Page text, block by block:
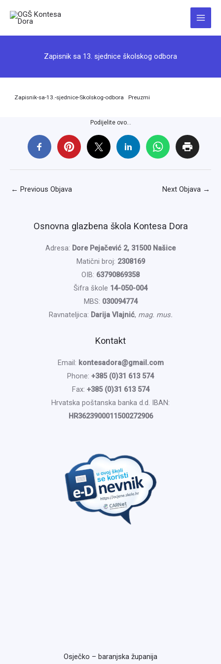
Main
Zapisnik sa 13. sjednice školskog odbora
Zapisnik-sa-13.-sjednice-Skolskog-odbora Preuzmi
Podijelite ovo...
← Previous Objava Next Objava →
Osnovna glazbena škola Kontesa Dora
Adresa: Dore Pejačević 2, 31500 Našice
Matični broj: 2308169
OIB: 63790869358
Šifra škole 14-050-004
MBS: 030094774
Ravnateljica: Darija Vlajnić, mag. mus.
Kontakt
Email: kontesadora@gmail.com
Phone: +385 (0)31 613 574
Fax: +385 (0)31 613 574
Hrvatska poštanska banka d.d. IBAN:
HR3623900011500272906
Osječko – baranjska županija